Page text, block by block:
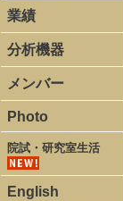
業績
分析機器
メンバー
Photo
院試・研究室生活
English